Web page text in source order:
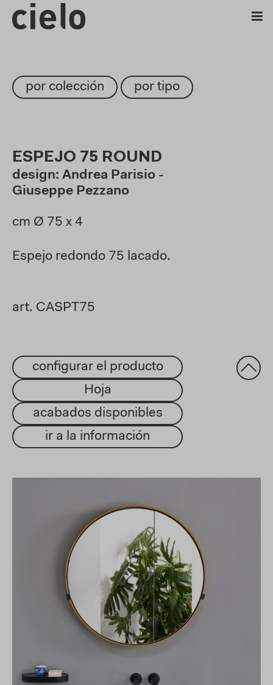
por colección por tipo
ESPEJO 75 ROUND
design: Andrea Parisio -
Giuseppe Pezzano
cm Ø 75 x 4
Espejo redondo 75 lacado.
art. CASPT75
configurar el producto
Hoja
acabados disponibles
ir a la información